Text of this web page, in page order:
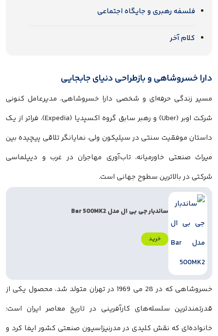
فلسفه رهبری و جایگاه اجتماعی
کلام آخر
دارا خسروشاهی و بازطراحی دنیای جابجایی
مسیر زندگی حرفه‌ای و شخصی دارا خسروشاهی، مدیرعامل کنونی
شرکت اوبر (Uber) و رهبر سابق گروه اکسپدیا (Expedia)، فراتر از یک
داستان موفقیت سنتی در سیلیکون ولی، نمایانگر تلاقی پیچیده بین
میراث صنعتی خاورمیانه، تاب‌آوری مهاجران در غرب و دیپلماسی
شرکتی در بالاترین سطوح جهانی است.
ساندبار جی بی ال مدل Bar 500MK2
خرید
خسروشاهی که در 28 می 1969 در تهران متولد شد، محصول یکی از
قدرتمندترین سلسله‌های کارآفرینی در تاریخ معاصر ایران است؛
خانواده‌ای که نقش کلیدی در مدرنیزاسیون صنعتی کشور ایفا کرد و